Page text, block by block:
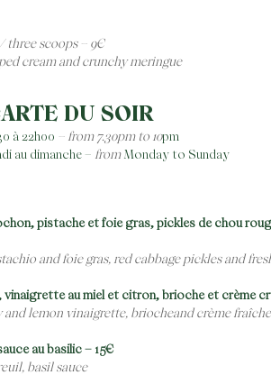
three scoops – 9€
cream and crunchy meringue
DU SOIR
à 22h00 – from 7.30pm to 10pm
au dimanche – fromMonday to Sunday
pistache et foie gras, pickles de chou
and foie gras, red cabbage pickles and
vinaigrette au miel et citron, brioche et crème
lemon vinaigrette, briocheand crème fraîche
au basilic – 15€
basil sauce